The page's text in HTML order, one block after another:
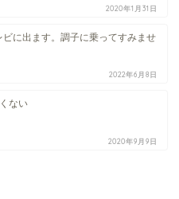
2020年1月31日
ビに出ます。調子に乗ってすみませ
2022年6月8日
ない
2020年9月9日